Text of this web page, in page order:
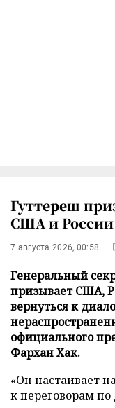
Гуттереш
США и России
7 августа 2026, 00:58
Генеральный
призывает США,
вернутьcя к
официального
Фархан Хак.
«Он настаивает
к переговорам